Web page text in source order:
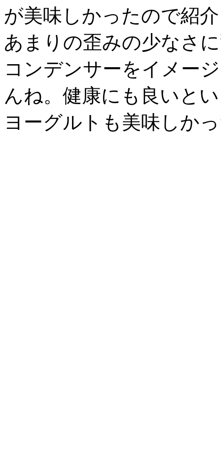
が美味しかったので紹
あまりの歪みの少なさ
コンデンサーをイメー
んね。健康にも良いと
ヨーグルトも美味しか